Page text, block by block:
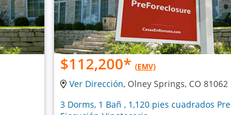
$112,200* (EMV)
Ver Dirección, Olney Springs, CO 81062
3 Dorms, 1 Bañ , 1,120 pies cuadrados Pre